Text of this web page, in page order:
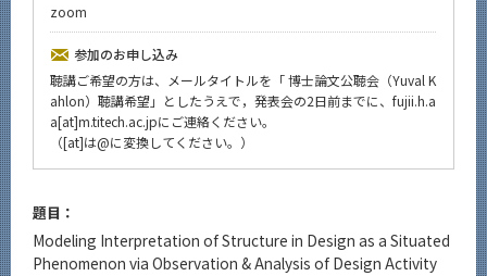
zoom
参加のお申し込み
聴講ご希望の方は、メールタイトルを「 博士論文公聴会（Yuval K
ahlon）聴講希望」としたうえで，発表会の2日前までに、fujii.h.a
a[at]m.titech.ac.jpにご連絡ください。
（[at]は@に変換してください。）
題目：
Modeling Interpretation of Structure in Design as a Situated
Phenomenon via Observation & Analysis of Design Activity
今後のイベント
今後の課程別イベント
年別アーカイブ
系詳細情報